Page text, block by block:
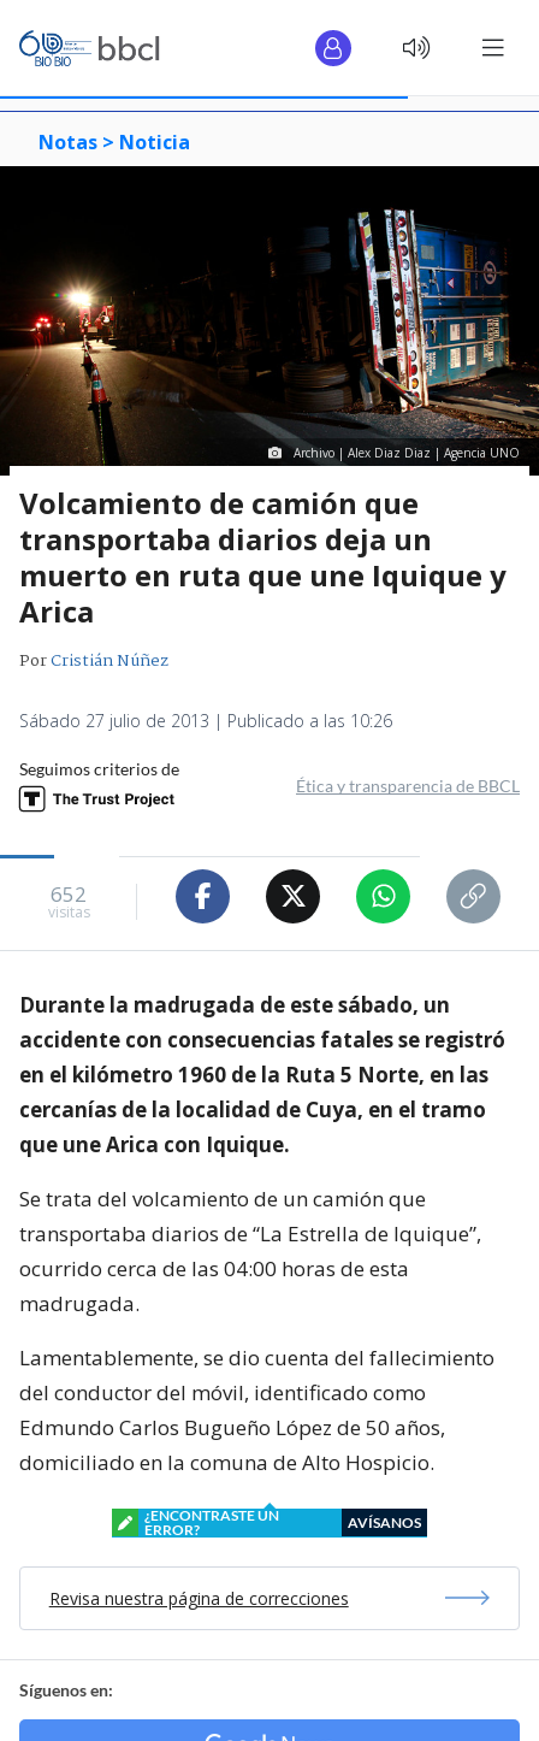
Notas > Noticia
Archivo | Alex Diaz Diaz | Agencia UNO
Volcamiento de camión que
transportaba diarios deja un
muerto en ruta que une Iquique y
Arica
PorCristián Núñez
Sábado 27 julio de 2013 | Publicado a las 10:26
Seguimos criterios de
Ética y transparencia de BBCL
652
visitas
Durante la madrugada de este sábado, un
accidente con consecuencias fatales se registró
en el kilómetro 1960 de la Ruta 5 Norte, en las
cercanías de la localidad de Cuya, en el tramo
que une Arica con Iquique.
Se trata del volcamiento de un camión que
transportaba diarios de “La Estrella de Iquique”,
ocurrido cerca de las 04:00 horas de esta
madrugada.
Lamentablemente, se dio cuenta del fallecimiento
del conductor del móvil, identificado como
Edmundo Carlos Bugueño López de 50 años,
domiciliado en la comuna de Alto Hospicio.
¿ENCONTRASTE UN
ERROR?
AVÍSANOS
Revisa nuestra página de correcciones
Síguenos en: